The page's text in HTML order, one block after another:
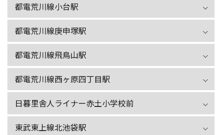
都電荒川線小台駅
都電荒川線庚申塚駅
都電荒川線飛鳥山駅
都電荒川線西ヶ原四丁目駅
日暮里舎人ライナー赤土小学校前
東武東上線北池袋駅